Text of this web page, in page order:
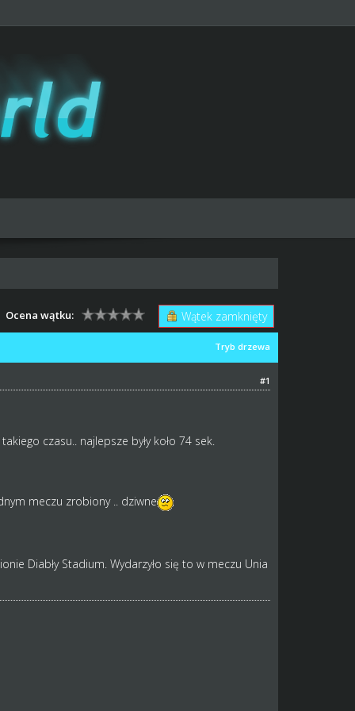
Wątek zamknięty
Ocena wątku:
Tryb drzewa
#1
czasu.. najlepsze były koło 74 sek.
meczu zrobiony .. dziwne
Diabły Stadium. Wydarzyło się to w meczu Unia